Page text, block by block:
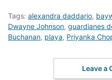
Tags: alexandra daddario,
Dwayne Johnson, guardianes
Buchanan, playa, Priyanka
Leave a